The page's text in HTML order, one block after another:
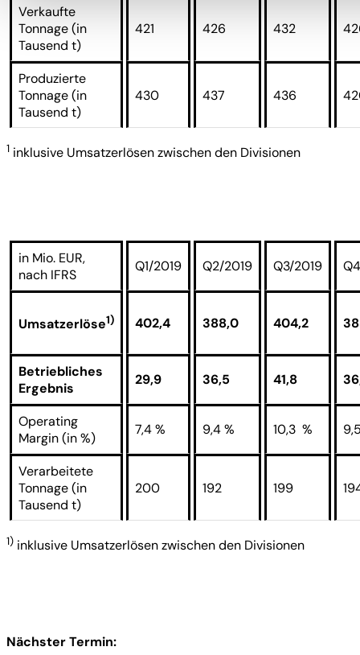
Verkaufte
Tonnage (in
Tausend t)
421 426 432
Produzierte
Tonnage (in
Tausend t)
430 437 436
1 inklusive Umsatzerlösen zwischen den Divisionen
in Mio. EUR,
nach IFRS
Q1/2019 Q2/2019 Q3/2019
Umsatzerlöse1) 402,4 388,0 404,2
Betriebliches
Ergebnis
29,9 36,5 41,8
Operating
Margin (in %)
7,4 % 9,4 % 10,3 %
Verarbeitete
Tonnage (in
Tausend t)
200 192 199
1) inklusive Umsatzerlösen zwischen den Divisionen
Nächster Termin: